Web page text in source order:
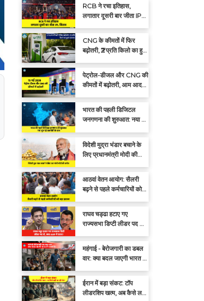
RCB ने रचा इतिहास,
लगातार दूसरी बार जीता IPL
CNG के कीमतों में फिर
बढ़ोतरी, ₹2 प्रति किलो का हुआ
पेट्रोल-डीजल और CNG की
कीमतों में बढ़ोतरी, आम आदमी
भारत की पहली डिजिटल
जनगणना की शुरुआत: नया युग
विदेशी मुद्रा भंडार बचाने के
लिए प्रधानमंत्री मोदी की
आठवां वेतन आयोग: सैलरी
बढ़ने से पहले कर्मचारियों को
राघव चड्ढा हटाए गए
राज्यसभा डिप्टी लीडर पद से,
महंगाई - बेरोजगारी का डबल
वार: क्या बदल जाएगी भारत की
ईरान में बड़ा संकट: टॉप
लीडरशिप खत्म, अब कैसे लड़ी